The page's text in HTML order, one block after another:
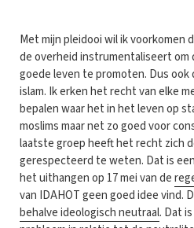
Met mijn pleidooi wil ik voorkomen
de overheid instrumentaliseert om
goede leven te promoten. Dus ook
islam. Ik erken het recht van elke
bepalen waar het in het leven op
moslims maar net zo goed voor
laatste groep heeft het recht zich
gerespecteerd te weten. Dat is
het uithangen op 17 mei van de
van IDAHOT geen goed idee vind.
behalve ideologisch neutraal. Dat